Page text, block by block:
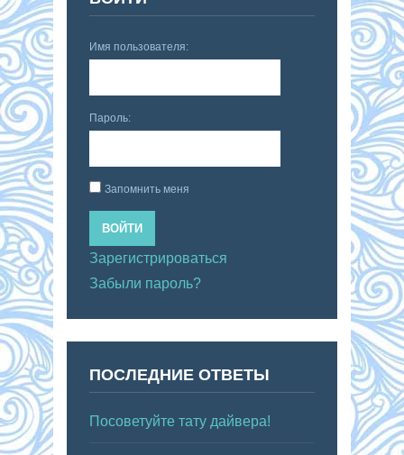
Имя пользователя:
Пароль:
Запомнить меня
ВОЙТИ
Зарегистрироваться
Забыли пароль?
ПОСЛЕДНИЕ ОТВЕТЫ
Посоветуйте тату дайвера!